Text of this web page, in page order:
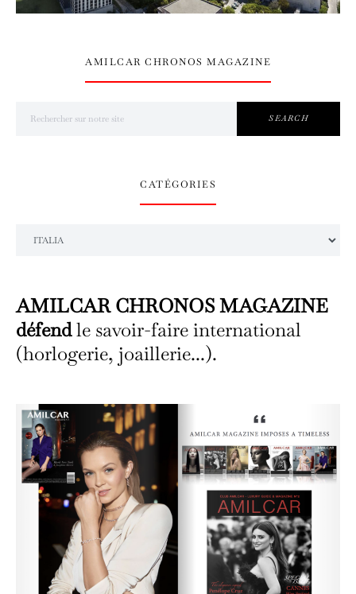
AMILCAR CHRONOS MAGAZINE
SEARCH
CATÉGORIES
AMILCAR CHRONOS MAGAZINE
défendle savoir-faire international
(horlogerie, joaillerie...).